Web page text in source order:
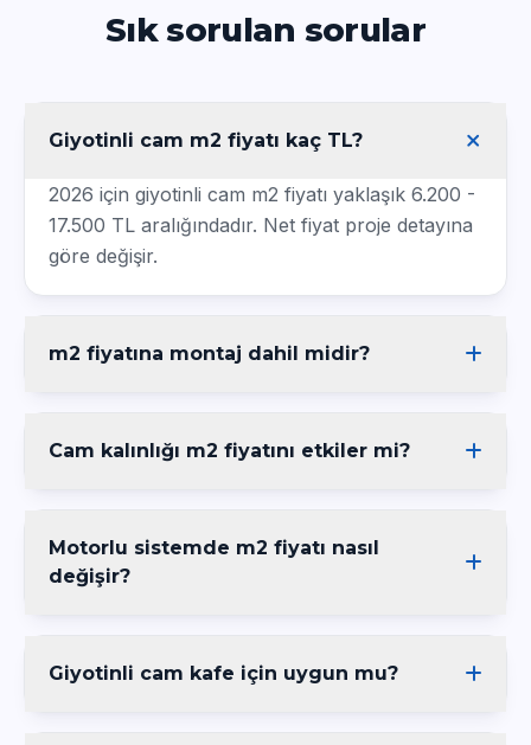
Sık sorulan sorular
Giyotinli cam m2 fiyatı kaç TL?
2026 için giyotinli cam m2 fiyatı yaklaşık 6.200 -
17.500 TL aralığındadır. Net fiyat proje detayına
göre değişir.
m2 fiyatına montaj dahil midir?
Cam kalınlığı m2 fiyatını etkiler mi?
Motorlu sistemde m2 fiyatı nasıl
değişir?
Giyotinli cam kafe için uygun mu?